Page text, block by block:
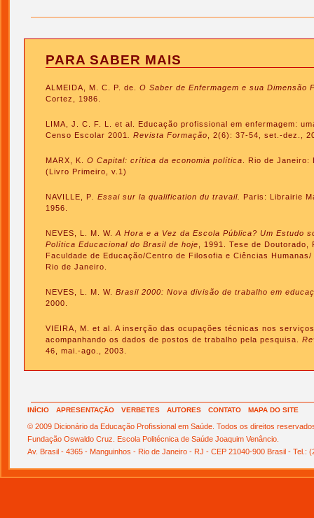
PARA SABER MAIS
ALMEIDA, M. C. P. de. O Saber de Enfermagem e sua Dimensão
Cortez, 1986.
LIMA, J. C. F. L. et al. Educação profissional em enfermagem:
Censo Escolar 2001
. Revista Formação , 2(6): 37-54, set.-dez.,
MARX, K. O Capital: crítica da economia política . Rio de
(Livro Primeiro, v.1)
NAVILLE, P . Essai sur la qualification du travail.
Paris: Librairie
1956.
NEVES, L. M. W. A Hora e a Vez da Escola Pública? Um Estudo
Política Educacional do Brasil de hoje , 1991. Tese de Doutorado,
Faculdade de Educação/Centro de Filosofia e Ciências
Rio de Janeiro.
NEVES, L. M. W. Brasil 2000: Nova divisão de trabalho em
2000.
VIEIRA, M. et al. A inserção das ocupações técnicas nos
acompanhando os dados de postos de trabalho pela pesquisa.
46, mai.-ago., 2003.
INÍCIO APRESENTAÇÃO VERBETES AUTORES CONTATO MAPA DO SITE
© 2009 Dicionário da Educação Profissional em Saúde. Todos os direitos
Fundação Oswaldo Cruz. Escola Politécnica de Saúde Joaquim Venâncio.
Av. Brasil - 4365 - Manguinhos - Rio de Janeiro - RJ - CEP 21040-900 Brasil - Tel.: